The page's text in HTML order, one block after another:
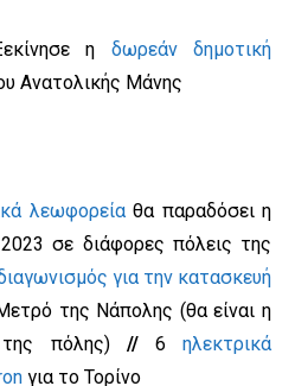
η δωρεάν δημοτική
Ανατολικής Μάνης
λεωφορείαθα παραδόσει η
σε διάφορες πόλεις της
για την κατασκευή
της Νάπολης (θα είναι η
πόλης)//6ηλεκτρικά
για το Τορίνο